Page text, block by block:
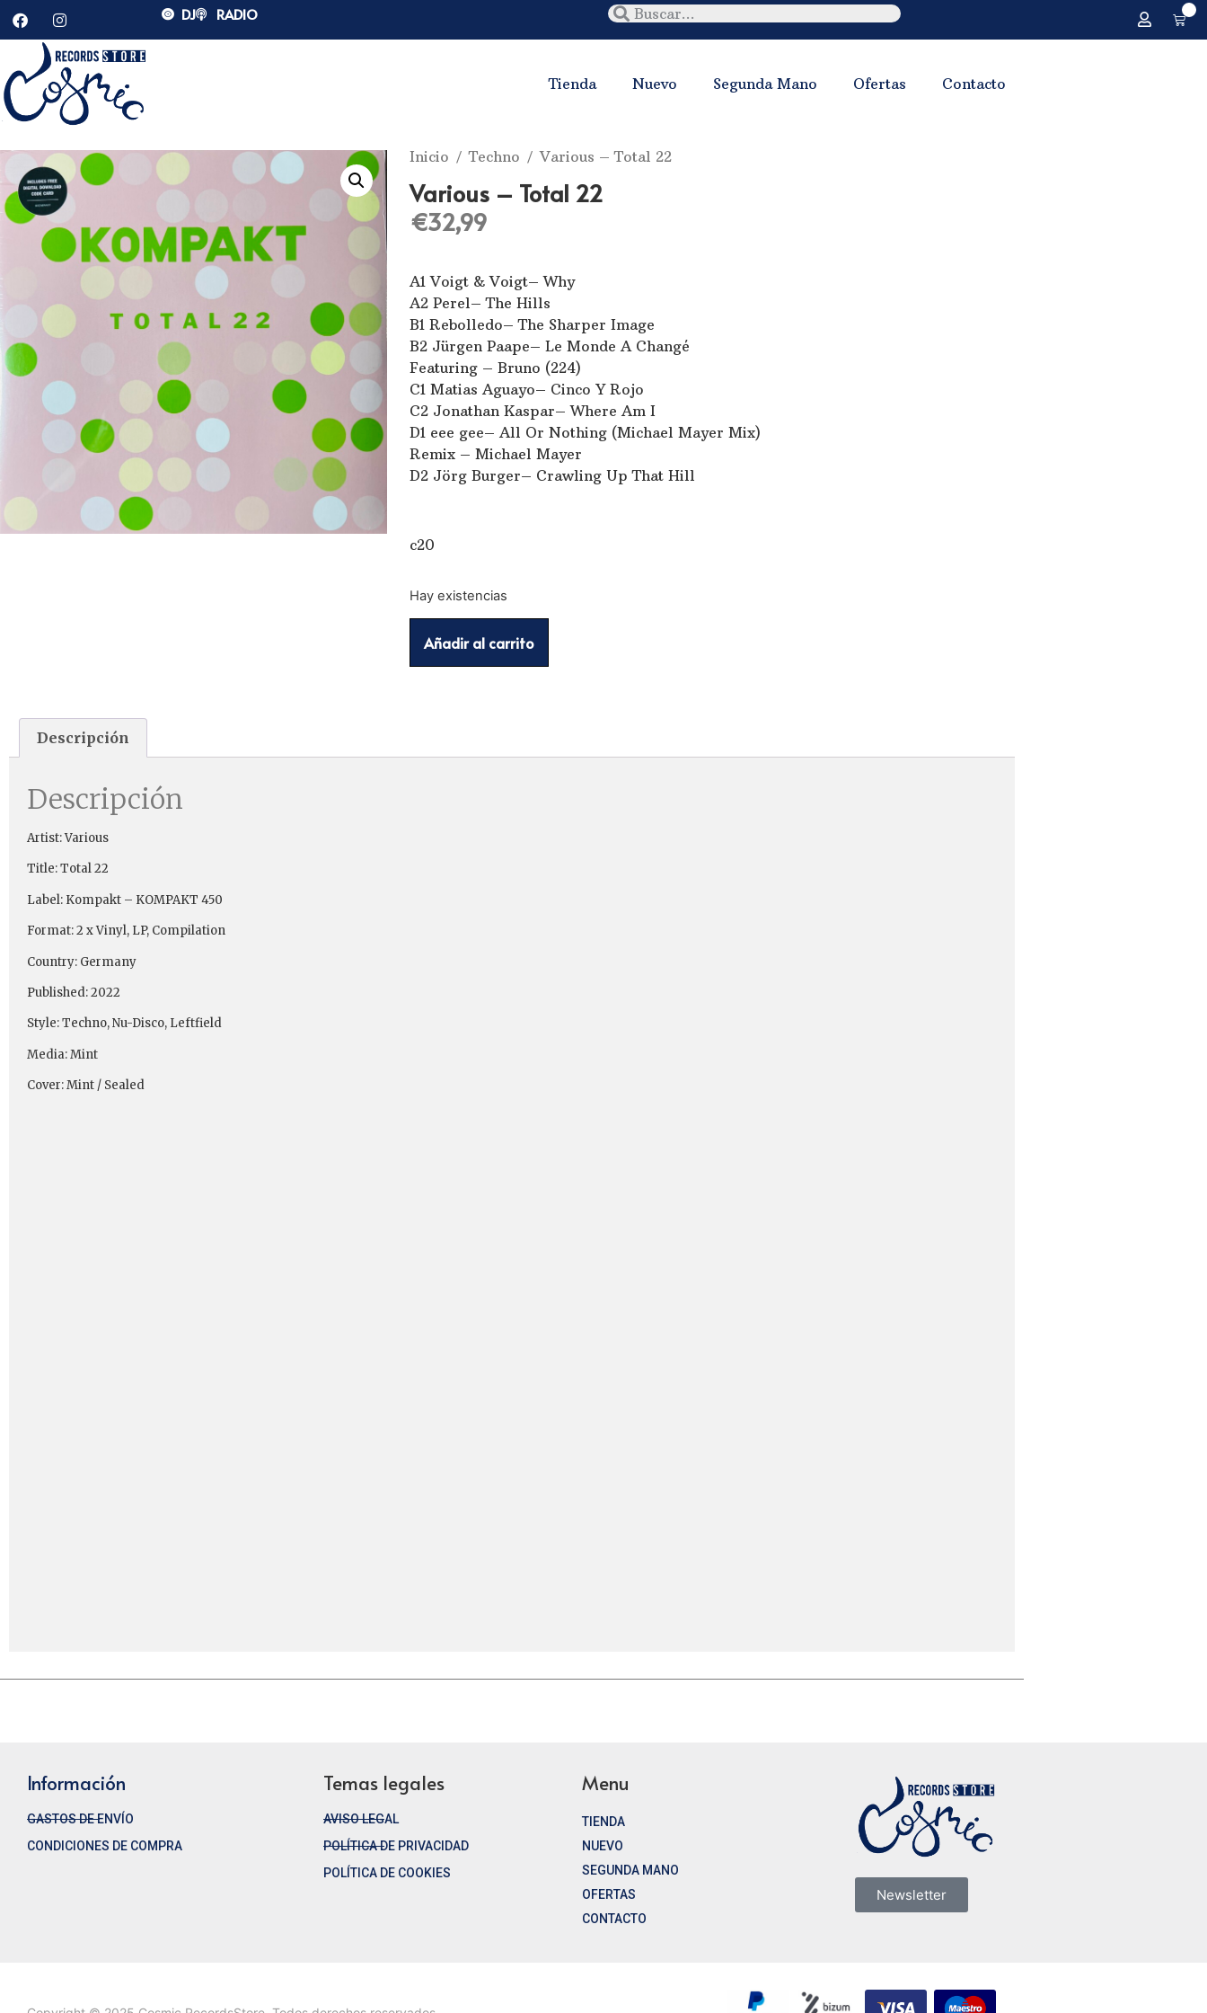
DJ RADIO
Tienda Nuevo Segunda Mano Ofertas Contacto
Inicio /Techno / Various – Total 22
Various – Total 22
€32,99
A1 Voigt & Voigt– Why
A2 Perel– The Hills
B1 Rebolledo– The Sharper Image
B2 Jürgen Paape– Le Monde A Changé
Featuring – Bruno (224)
C1 Matias Aguayo– Cinco Y Rojo
C2 Jonathan Kaspar– Where Am I
D1 eee gee– All Or Nothing (Michael Mayer Mix)
Remix – Michael Mayer
D2 Jörg Burger– Crawling Up That Hill
c20
Hay existencias
Añadir al carrito
Descripción
Descripción
Artist: Various
Title: Total 22
Label: Kompakt – KOMPAKT 450
Format: 2 x Vinyl, LP, Compilation
Country: Germany
Published: 2022
Style: Techno, Nu-Disco, Leftfield
Media: Mint
Cover: Mint / Sealed
Información
GASTOS DE ENVÍO
CONDICIONES DE COMPRA
Temas legales
AVISO LEGAL
POLÍTICA DE PRIVACIDAD
POLÍTICA DE COOKIES
Menu
TIENDA
NUEVO
SEGUNDA MANO
OFERTAS
CONTACTO
Newsletter